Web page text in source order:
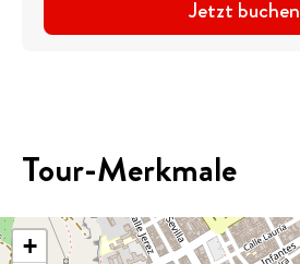
Jetzt buchen
Tour-Merkmale
+